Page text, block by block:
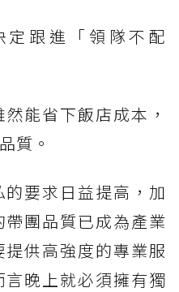
跟進「領隊不配
能省下飯店成本，
質。
要求日益提高，加
帶團品質已成為產業
供高強度的專業服
晚上就必須擁有獨